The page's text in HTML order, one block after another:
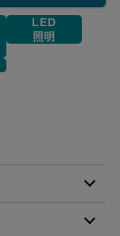
LED
照明